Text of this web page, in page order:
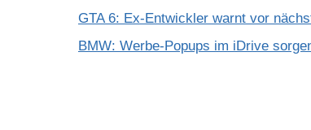
GTA 6: Ex-Entwickler warnt vor
BMW: Werbe-Popups im iDrive